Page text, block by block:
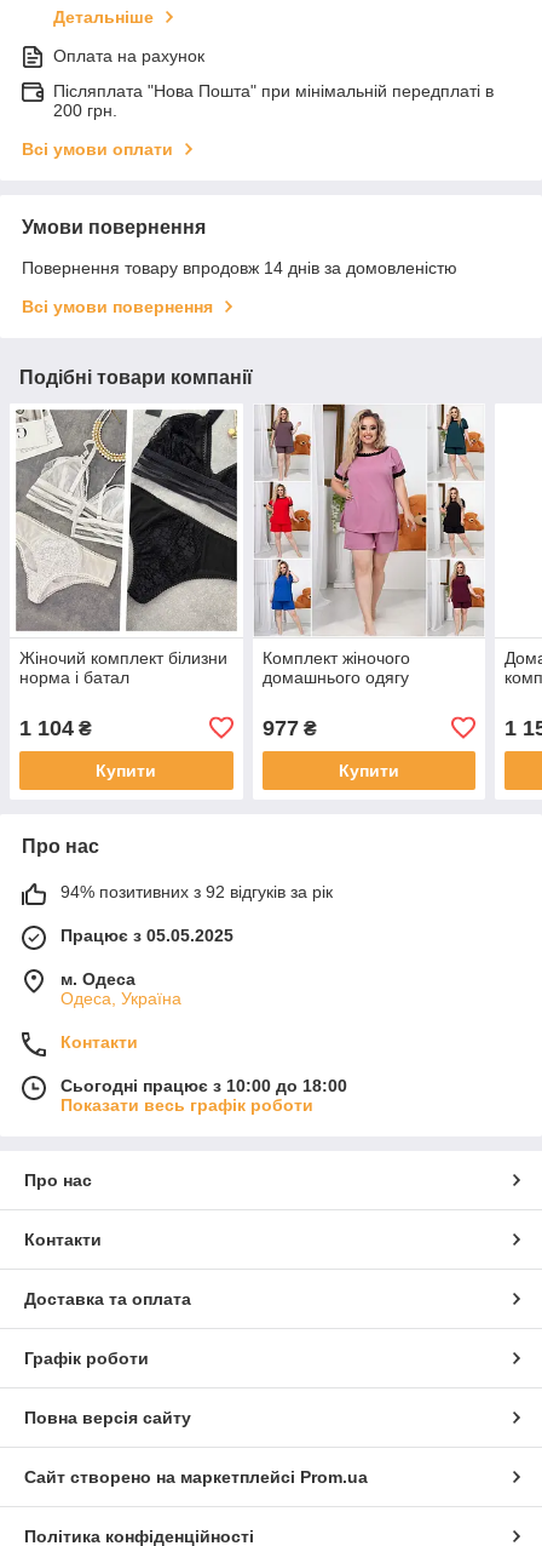
Детальніше
Оплата на рахунок
Післяплата "Нова Пошта" при мінімальній передплаті в
200 грн.
Всі умови оплати
Умови повернення
Повернення товару впродовж 14 днів за домовленістю
Всі умови повернення
Подібні товари компанії
Жіночий комплект білизни
норма і батал
1 104 ₴
Купити
Комплект жіночого
домашнього одягу
977₴
Купити
1
Про нас
94% позитивних з 92 відгуків за рік
Працює з 05.05.2025
м. Одеса
Одеса, Україна
Контакти
Сьогодні працює з 10:00 до 18:00
Показати весь графік роботи
Про нас
Контакти
Доставка та оплата
Графік роботи
Повна версія сайту
Сайт створено на маркетплейсі Prom.ua
Політика конфіденційності